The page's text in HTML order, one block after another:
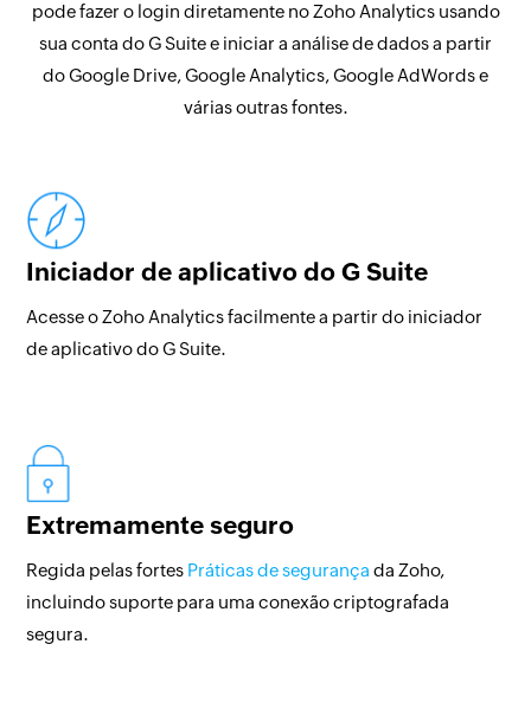
pode fazer o login diretamente no Zoho Analytics usando
sua conta do G Suite e iniciar a análise de dados a partir
do Google Drive, Google Analytics, Google AdWords e
várias outras fontes.
Iniciador de aplicativo do G Suite
Acesse o Zoho Analytics facilmente a partir do iniciador
de aplicativo do G Suite.
Extremamente seguro
Regida pelas fortes Práticas de segurança da Zoho,
incluindo suporte para uma conexão criptografada
segura.